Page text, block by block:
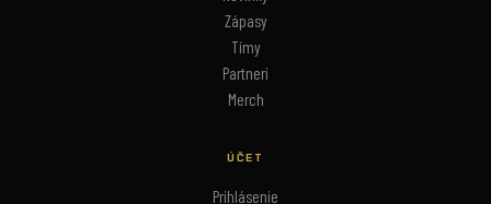
Zápasy
Tímy
Partneri
Merch
ÚČET
Prihlásenie